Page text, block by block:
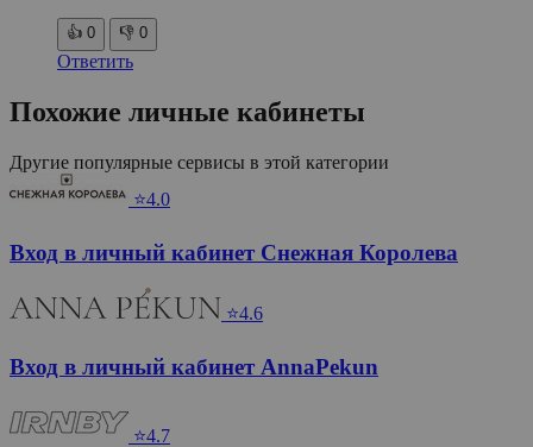
👍 0 👎 0
Ответить
Похожие личные кабинеты
Другие популярные сервисы в этой категории
⭐4.0
Вход в личный кабинет Снежная Королева
⭐4.6
Вход в личный кабинет AnnaPekun
⭐4.7